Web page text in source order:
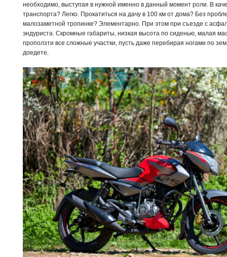
необходимо, выступая в нужной именно в данный момент роли. В
транспорта? Легко. Прокатиться на дачу в 100 км от дома? Без
малозаметной тропинке? Элементарно. При этом при съезде с
эндуриста. Скромные габариты, низкая высота по сиденью, малая
проползти все сложные участки, пусть даже перебирая ногами по
доедете.